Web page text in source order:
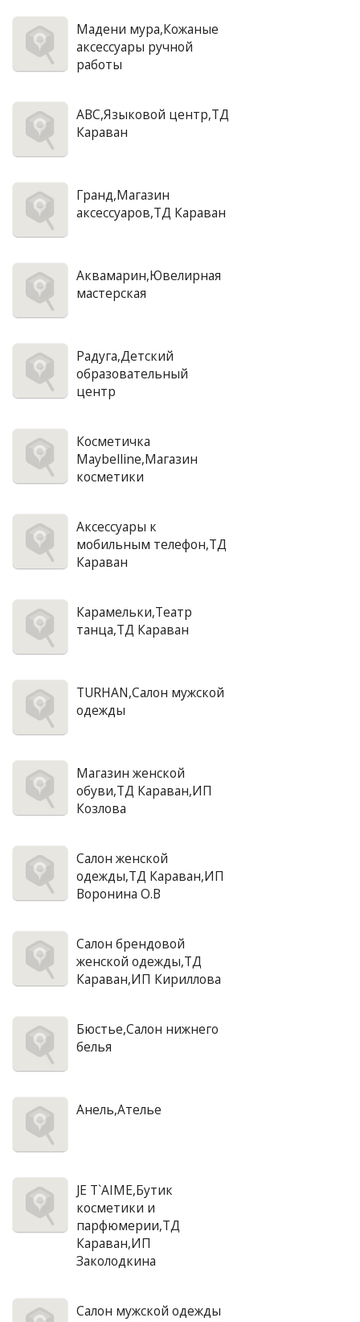
Мадени мура,Кожаные
аксессуары ручной
работы
АВС,Языковой центр,ТД
Караван
Гранд,Магазин
аксессуаров,ТД Караван
Аквамарин,Ювелирная
мастерская
Радуга,Детский
образовательный
центр
Косметичка
Maybelline,Магазин
косметики
Аксессуары к
мобильным телефон,ТД
Караван
Карамельки,Театр
танца,ТД Караван
TURHAN,Салон мужской
одежды
Магазин женской
обуви,ТД Караван,ИП
Козлова
Салон женской
одежды,ТД Караван,ИП
Воронина О.В
Салон брендовой
женской одежды,ТД
Караван,ИП Кириллова
Бюстье,Салон нижнего
белья
Анель,Ателье
JE T`AIME,Бутик
косметики и
парфюмерии,ТД
Караван,ИП
Заколодкина
Салон мужской одежды